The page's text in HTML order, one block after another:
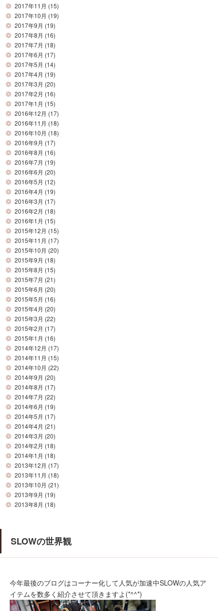
2017年11月 (15)
2017年10月 (19)
2017年9月 (19)
2017年8月 (16)
2017年7月 (18)
2017年6月 (17)
2017年5月 (14)
2017年4月 (19)
2017年3月 (20)
2017年2月 (16)
2017年1月 (15)
2016年12月 (17)
2016年11月 (18)
2016年10月 (18)
2016年9月 (17)
2016年8月 (16)
2016年7月 (19)
2016年6月 (20)
2016年5月 (12)
2016年4月 (19)
2016年3月 (17)
2016年2月 (18)
2016年1月 (15)
2015年12月 (15)
2015年11月 (17)
2015年10月 (20)
2015年9月 (18)
2015年8月 (15)
2015年7月 (21)
2015年6月 (20)
2015年5月 (16)
2015年4月 (20)
2015年3月 (22)
2015年2月 (17)
2015年1月 (16)
2014年12月 (17)
2014年11月 (15)
2014年10月 (22)
2014年9月 (20)
2014年8月 (17)
2014年7月 (22)
2014年6月 (19)
2014年5月 (17)
2014年4月 (21)
2014年3月 (20)
2014年2月 (18)
2014年1月 (18)
2013年12月 (17)
2013年11月 (18)
2013年10月 (21)
2013年9月 (19)
2013年8月 (18)
SLOWの世界観
今年最後のブログはコーナー化して人気が加速中SLOWの人気ア
イテムを数多く紹介させて頂きますよ(*^^*)